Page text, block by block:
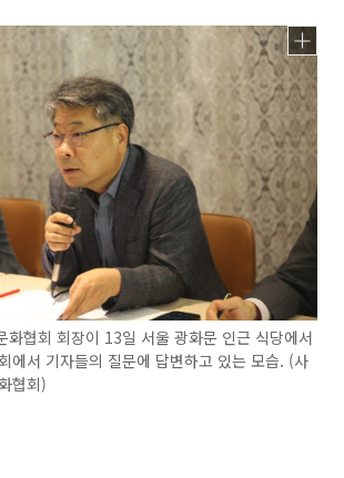
협회 회장이 13일 서울 광화문 인근 식당에서
에서 기자들의 질문에 답변하고 있는 모습. (사
협회)